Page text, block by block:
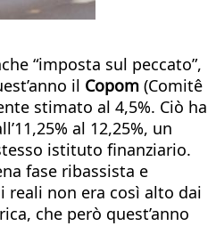
“imposta sul peccato”,
il Copom (Comitê
stimato al 4,5%. Ciò ha
al 12,25%, un
istituto finanziario.
fase ribassista e
non era così alto dai
che però quest’anno